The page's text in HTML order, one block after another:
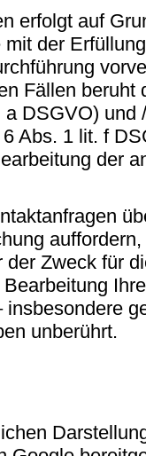
erfolgt auf
der
Fällen beruht
DSGVO) und
Abs. 1 lit. f
der
Zweck für
unberührt.